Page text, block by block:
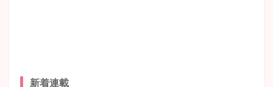
新着連載